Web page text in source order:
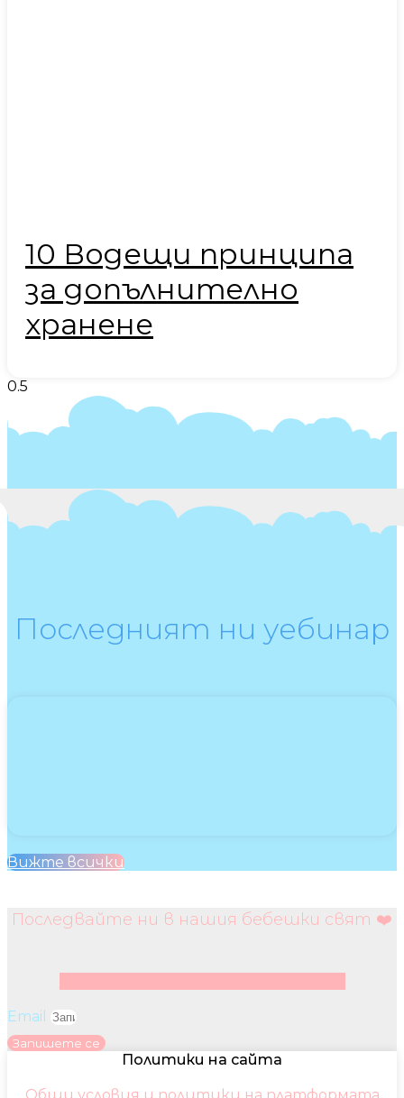
10 Водещи принципа
за допълнително
хранене
Последният ни уебинар
Вижте всички
Последвайте ни в нашия бебешки свят ❤️
Email
Запишете се
Политики на сайта